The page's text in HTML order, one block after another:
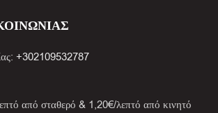
+302109532787
από σταθερό & 1,20€/λεπτό από κινητό